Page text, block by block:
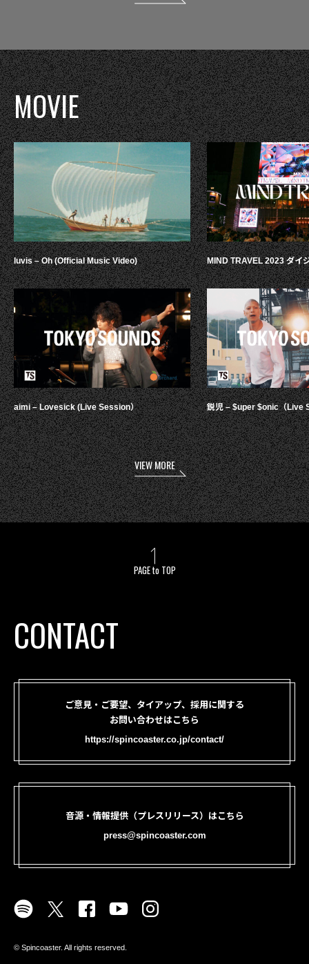
MOVIE
luvis – Oh (Official Music Video)
aimi – Lovesick (Live Session）
MIND TRAVEL 2023 ダイ
鋭児 – $uper $onic（Live
VIEW MORE
PAGE to TOP
CONTACT
ご意見・ご要望、タイアップ、採用に関する
お問い合わせはこちら
https://spincoaster.co.jp/contact/
音源・情報提供（プレスリリース）はこちら
press@spincoaster.com
©︎ Spincoaster. All rights reserved.